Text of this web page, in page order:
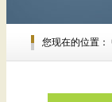
您现在的位置：